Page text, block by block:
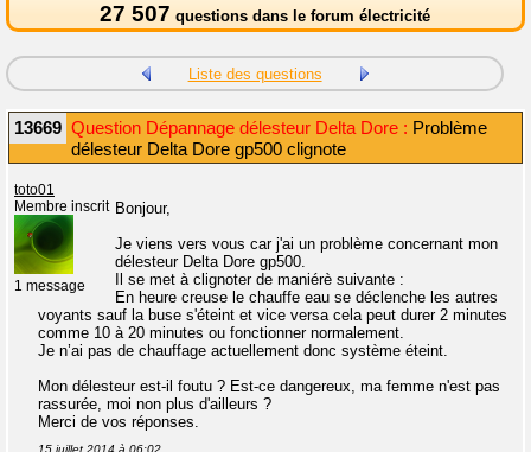
27 507 questions dans le forum électricité
Liste des questions
13669 Question Dépannage délesteur Delta Dore : Problème
délesteur Delta Dore gp500 clignote
toto01
Membre inscrit
1 message
Bonjour,
Je viens vers vous car j'ai un problème concernant mon
délesteur Delta Dore gp500.
Il se met à clignoter de maniérè suivante :
En heure creuse le chauffe eau se déclenche les autres
voyants sauf la buse s'éteint et vice versa cela peut durer 2 minutes
comme 10 à 20 minutes ou fonctionner normalement.
Je n’ai pas de chauffage actuellement donc système éteint.
Mon délesteur est-il foutu ? Est-ce dangereux, ma femme n'est pas
rassurée, moi non plus d'ailleurs ?
Merci de vos réponses.
15 juillet 2014 à 06:02